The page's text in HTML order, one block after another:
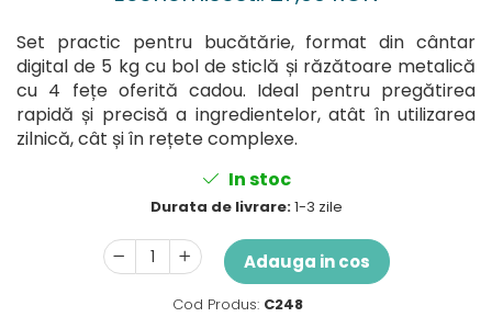
Pistol pentru vopsit
Pompă, hidrofor
Hidrofoare
Presostate/Regulatoare de
presiune
Prelate și Folii de Protecție
Rindele electrice
Accesorii rindele
Set practic pentru bucătărie, format din cântar
digital de 5 kg cu bol de sticlă și răzătoare metalică
cu 4 fețe oferită cadou. Ideal pentru pregătirea
rapidă și precisă a ingredientelor, atât în utilizarea
zilnică, cât și în rețete complexe.
In stoc
Durata de livrare:1-3 zile
Adauga in cos
Cod Produs: C248